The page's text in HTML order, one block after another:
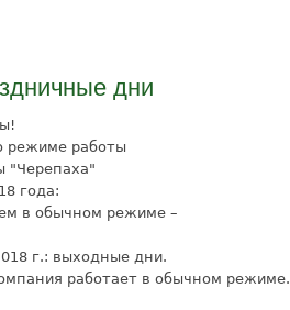
дни
режиме работы
"Черепаха"
года:
в обычном режиме –
г.: выходные дни.
работает в обычном режиме.